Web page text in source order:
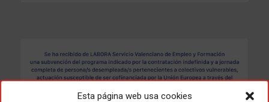
Esta página web usa cookies